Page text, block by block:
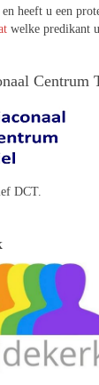
heeft u een
welke predikant
Centrum
DCT.